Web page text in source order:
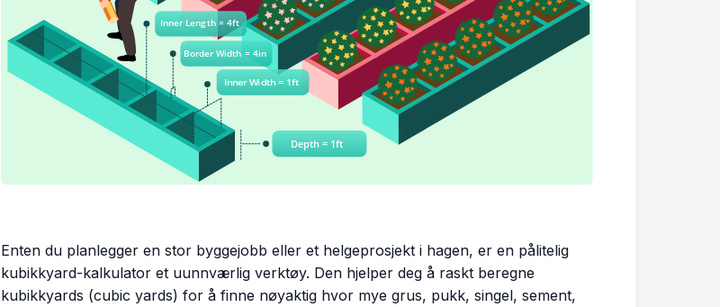
Enten du planlegger en stor byggejobb eller et helgeprosjekt i hagen, er en pålitelig
kubikkyard-kalkulator et uunnværlig verktøy. Den hjelper deg å raskt beregne
kubikkyards (cubic yards) for å finne nøyaktig hvor mye grus, pukk, singel, sement,